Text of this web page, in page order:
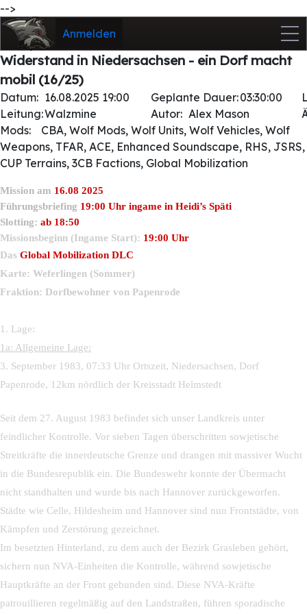
-->
Anmelden
Widerstand in Niedersachsen - ein Dorf macht
mobil (16/25)
Datum: 16.08.2025 19:00 Geplante Dauer:03:30:00
Leitung:Walzmine Autor: Alex Mason
Mods:
CBA, Wolf Mods, Wolf Units, Wolf Vehicles, Wolf
Weapons, TFAR, ACE, Enhanced Soundscape, RHS, JSRS,
CUP Terrains, 3CB Factions, Global Mobilization
Mission am 16.08 2025
Führungsbriefing 19:00 Uhr ingame in Heidi’s Späti
Slotting: ab 18:50
Missionsbeginn (Ingame Start): 19:00 Uhr
Das Global Mobilization DLC
Karte: Weferlingen (Sommer)
Fraktion: Dorfbewohner von Papenrode
1. Lage:
1a: Allgemeine Lage:
3. September 1983, 07:33 Uhr Ortszeit, Niedersachsen, Dorf
Papenrode, 12km nördlich der Kreisstadt Helmstedt
Seit dem 27. August 1983 befindet sich unser Landkreis unter
feindlicher Kontrolle. Vor sieben Tagen überschritten sowjetische
Streitkräfte die innerdeutsche Grenze und drangen mit massiver Wucht
in die Bundesrepublik ein. Die Bundeswehr konnte der Übermacht
nicht standhalten und wurde bis nach Hannover zurückgeworfen.
Städte wie Celle, Hildesheim und Hannover sind nun Frontstädte, von
Kämpfen und Zerstörung gezeichnet.
Im besetzten Hinterland, zu dem auch der Bezirk Grasleben gehört,
sichern nun NVA-Einheiten die Kontrolle, während sowjetische
Hauptkräfte an der Front gebunden sind. Diese NVA-Kräfte
patrouillieren regelmäßig auf den Landstraßen, führen sporadische